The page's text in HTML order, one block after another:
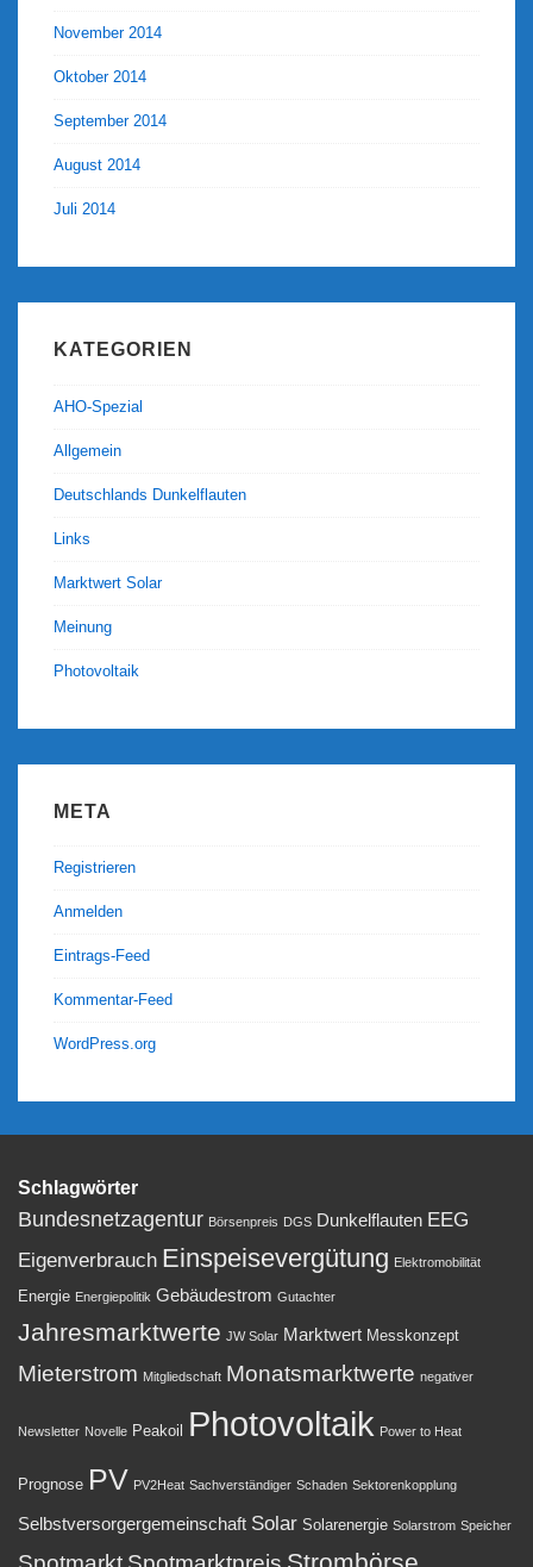
November 2014
Oktober 2014
September 2014
August 2014
Juli 2014
KATEGORIEN
AHO-Spezial
Allgemein
Deutschlands Dunkelflauten
Links
Marktwert Solar
Meinung
Photovoltaik
META
Registrieren
Anmelden
Eintrags-Feed
Kommentar-Feed
WordPress.org
Schlagwörter
Bundesnetzagentur Börsenpreis DGS Dunkelflauten EEG
Eigenverbrauch Einspeisevergütung Elektromobilität
Energie Energiepolitik Gebäudestrom Gutachter
Jahresmarktwerte JW Solar Marktwert Messkonzept
Mieterstrom Mitgliedschaft Monatsmarktwerte negativer
Newsletter Novelle Peakoil Photovoltaik Power to Heat
Prognose PV PV2Heat Sachverständiger Schaden Sektorenkopplung
Selbstversorgergemeinschaft Solar Solarenergie Solarstrom Speicher